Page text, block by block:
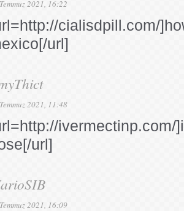
2021, 16:22
cialisdpill.com/
url]
2021, 11:48
ivermectinp.com/
url]
2021, 16:09